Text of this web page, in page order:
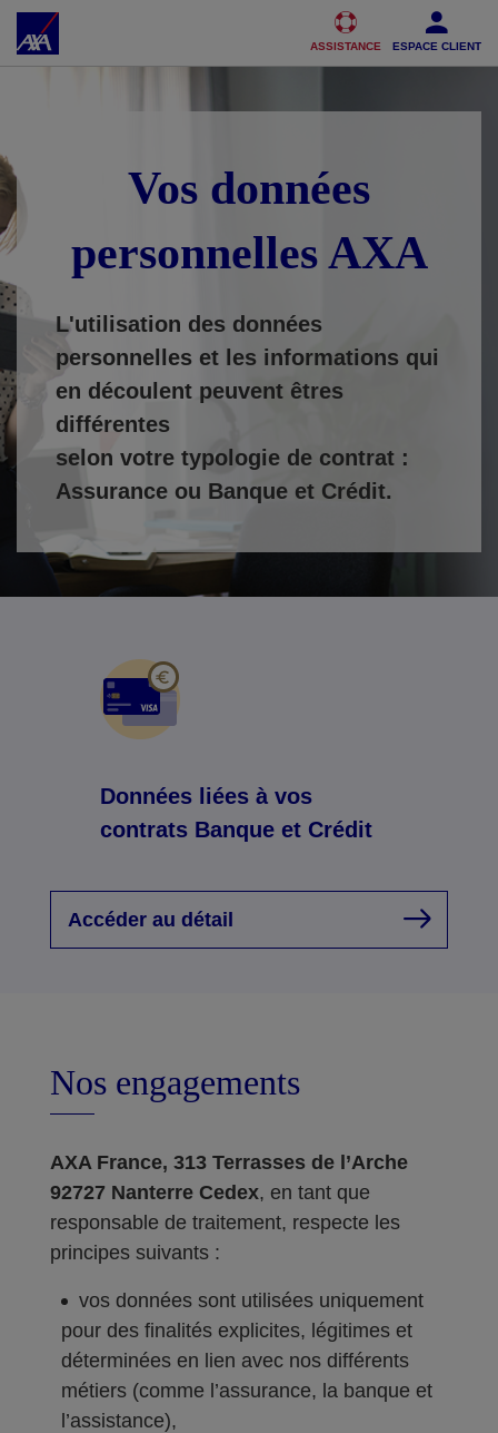
Accéder au Contenu Accéder au Pied de page
ASSISTANCE ESPACE CLIENT
Vos données
personnelles AXA
L'utilisation des données
personnelles et les informations qui
en découlent peuvent êtres
différentes
selon votre typologie de contrat :
Assurance ou Banque et Crédit.
Données liées à vos
contrats Banque et Crédit
Accéder au détail
Nos engagements
AXA France, 313 Terrasses de l’Arche
92727 Nanterre Cedex, en tant que
responsable de traitement, respecte les
principes suivants :
vos données sont utilisées uniquement
pour des finalités explicites, légitimes et
déterminées en lien avec nos différents
métiers (comme l’assurance, la banque et
l’assistance),